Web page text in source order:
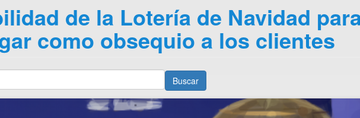
de la Lotería de Navidad
como obsequio a los clientes
Buscar